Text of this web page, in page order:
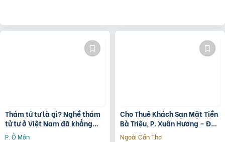
Thám tử tư là gì? Nghề thám
tử tư ở Việt Nam đã khẳng
định một vị thế
P. Ô Môn
Cho Thuê Khách Sạn Mặt Tiền
Bà Triệu, P. Xuân Hương – Đà
Lạt
Ngoài Cần Thơ